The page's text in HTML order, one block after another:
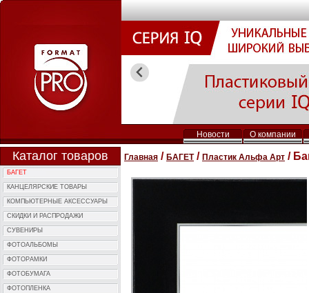
Новости О компании
Каталог товаров
БАГЕТ
КАНЦЕЛЯРСКИЕ ТОВАРЫ
КОМПЬЮTЕРНЫЕ АКСЕССУАРЫ
СКИДКИ И РАСПРОДАЖИ
СУВЕНИРЫ
ФОТОAЛЬБОМЫ
ФОТОPАМКИ
ФОТОБУМАГА
ФОТОПЛЕНКА
Главная / БАГЕТ/ Пластик Альфа Арт /